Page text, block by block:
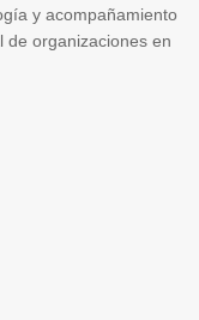
y acompañamiento
de organizaciones en